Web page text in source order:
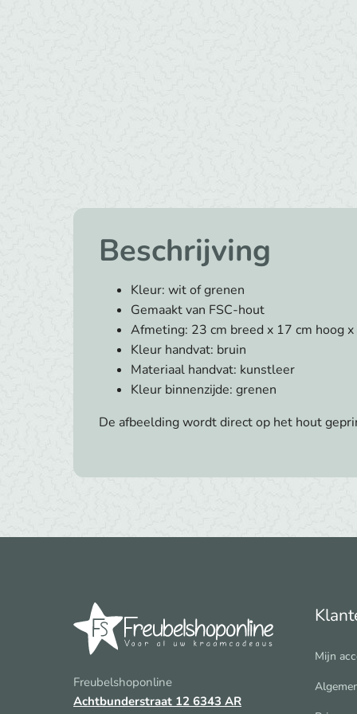
Beschrijving
Kleur: wit of grenen
Gemaakt van FSC-hout
Afmeting: 23 cm breed x 17 cm hoog
Kleur handvat: bruin
Materiaal handvat: kunstleer
Kleur binnenzijde: grenen
De afbeelding wordt direct op het hout
Freubelshoponline
Achtbunderstraat 12 6343 AR
Mijn